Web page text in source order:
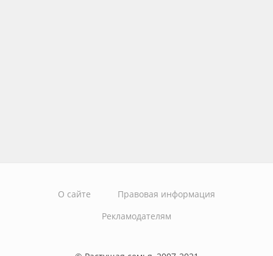
О сайте
Правовая информация
Рекламодателям